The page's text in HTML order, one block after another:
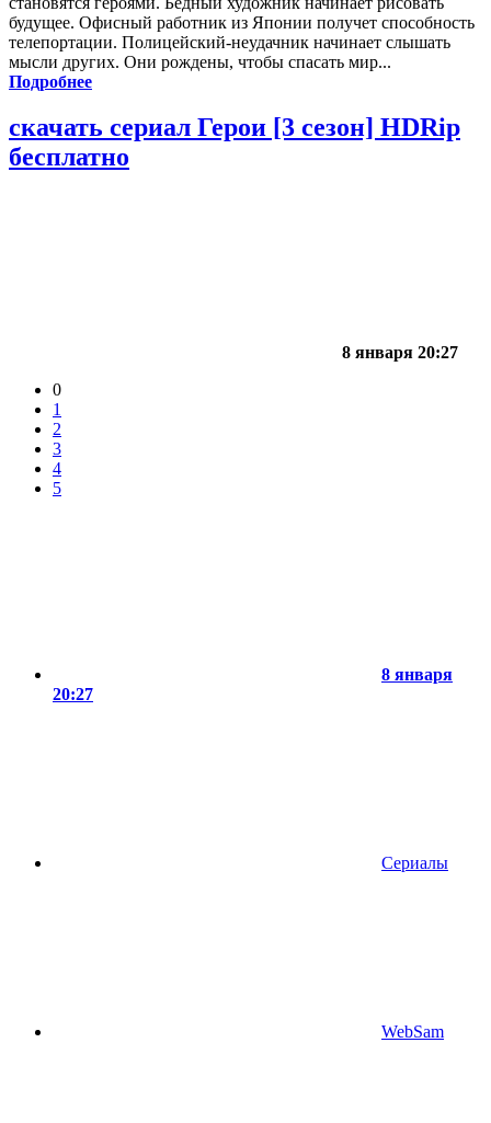
будущее. Офисный работник из Японии получет способность
телепортации. Полицейский-неудачник начинает слышать
мысли других. Они рождены, чтобы спасать мир...
Подробнее
скачать сериал Герои [3 сезон] HDRip
бесплатно
8 января 20:27
0
1
2
3
4
5
8 января
20:27
Сериалы
WebSam